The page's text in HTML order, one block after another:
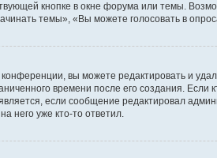
кнопке в окне форума или темы.
темы», «Вы можете голосовать в
вы можете редактировать и
времени после его создания.
если сообщение редактировал
него уже кто-то ответил.